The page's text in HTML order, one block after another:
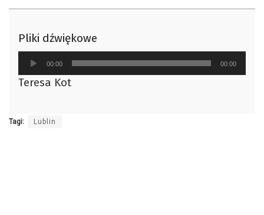
Pliki dźwiękowe
Odtwarzacz
plików
dźwiękowych
00:00 00:00
Teresa Kot
Tagi: Lublin